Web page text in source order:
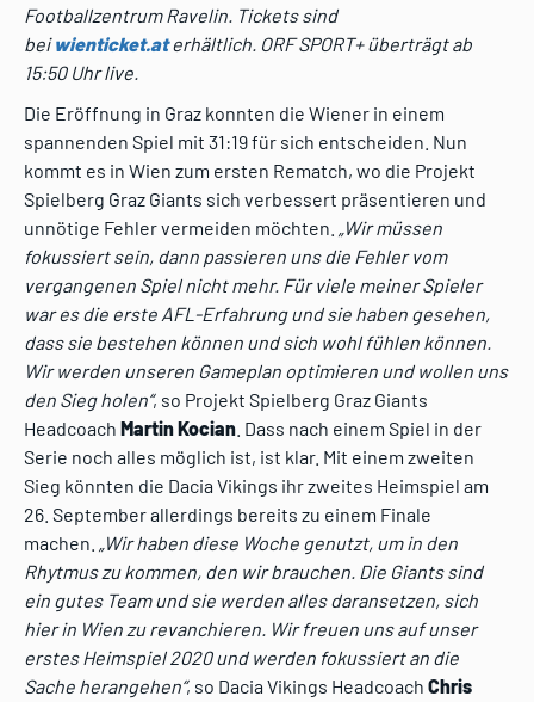
Footballzentrum Ravelin. Tickets sind
beiwienticket.aterhältlich. ORF SPORT+ überträgt ab
15:50 Uhr live.
Die Eröffnung in Graz konnten die Wiener in einem
spannenden Spiel mit 31:19 für sich entscheiden. Nun
kommt es in Wien zum ersten Rematch, wo die Projekt
Spielberg Graz Giants sich verbessert präsentieren und
unnötige Fehler vermeiden möchten. „Wir müssen
fokussiert sein, dann passieren uns die Fehler vom
vergangenen Spiel nicht mehr. Für viele meiner Spieler
war es die erste AFL-Erfahrung und sie haben gesehen,
dass sie bestehen können und sich wohl fühlen können.
Wir werden unseren Gameplan optimieren und wollen uns
den Sieg holen“, so Projekt Spielberg Graz Giants
Headcoach Martin Kocian . Dass nach einem Spiel in der
Serie noch alles möglich ist, ist klar. Mit einem zweiten
Sieg könnten die Dacia Vikings ihr zweites Heimspiel am
26. September allerdings bereits zu einem Finale
machen. „Wir haben diese Woche genutzt, um in den
Rhytmus zu kommen, den wir brauchen. Die Giants sind
ein gutes Team und sie werden alles daransetzen, sich
hier in Wien zu revanchieren. Wir freuen uns auf unser
erstes Heimspiel 2020 und werden fokussiert an die
Sache herangehen“, so Dacia Vikings Headcoach Chris